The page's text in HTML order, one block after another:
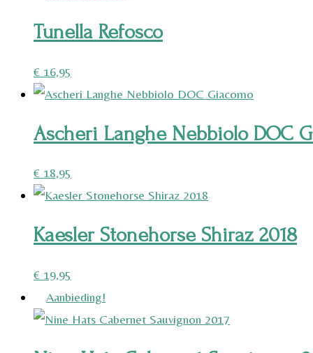
Tunella Refosco
€ 16,95
Ascheri Langhe Nebbiolo DOC
€ 18,95
Kaesler Stonehorse Shiraz 2018
€ 19,95
Aanbieding!